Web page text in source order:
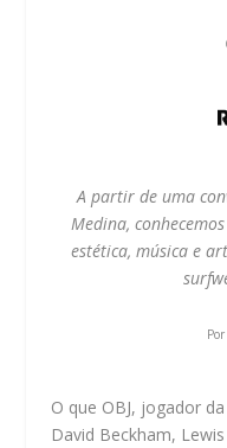
A partir de uma
Medina,
estética, música e
Por
O que OBJ, jogador
David Beckham,